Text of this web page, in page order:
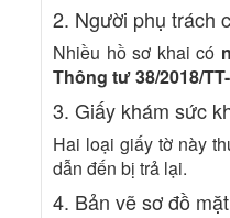
2. Người phụ trách
Nhiều hồ sơ khai có
Thông tư 38/2018/
3. Giấy khám sức
Hai loại giấy tờ này
dẫn đến bị trả lại.
4. Bản vẽ sơ đồ